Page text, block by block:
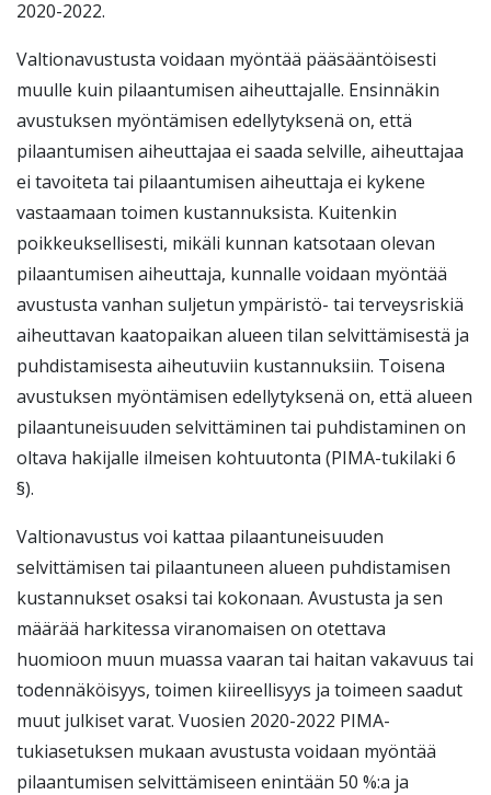
2020-2022.
Valtionavustusta voidaan myöntää pääsääntöisesti
muulle kuin pilaantumisen aiheuttajalle. Ensinnäkin
avustuksen myöntämisen edellytyksenä on, että
pilaantumisen aiheuttajaa ei saada selville, aiheuttajaa
ei tavoiteta tai pilaantumisen aiheuttaja ei kykene
vastaamaan toimen kustannuksista. Kuitenkin
poikkeuksellisesti, mikäli kunnan katsotaan olevan
pilaantumisen aiheuttaja, kunnalle voidaan myöntää
avustusta vanhan suljetun ympäristö- tai terveysriskiä
aiheuttavan kaatopaikan alueen tilan selvittämisestä ja
puhdistamisesta aiheutuviin kustannuksiin. Toisena
avustuksen myöntämisen edellytyksenä on, että alueen
pilaantuneisuuden selvittäminen tai puhdistaminen on
oltava hakijalle ilmeisen kohtuutonta (PIMA-tukilaki 6
§).
Valtionavustus voi kattaa pilaantuneisuuden
selvittämisen tai pilaantuneen alueen puhdistamisen
kustannukset osaksi tai kokonaan. Avustusta ja sen
määrää harkitessa viranomaisen on otettava
huomioon muun muassa vaaran tai haitan vakavuus tai
todennäköisyys, toimen kiireellisyys ja toimeen saadut
muut julkiset varat. Vuosien 2020-2022 PIMA-
tukiasetuksen mukaan avustusta voidaan myöntää
pilaantumisen selvittämiseen enintään 50 %:a ja